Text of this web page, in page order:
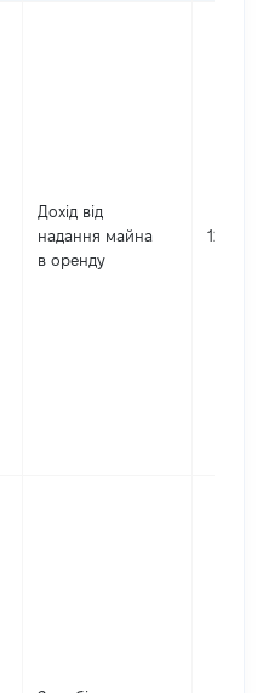
Дохід від
надання майна
в оренду
12429